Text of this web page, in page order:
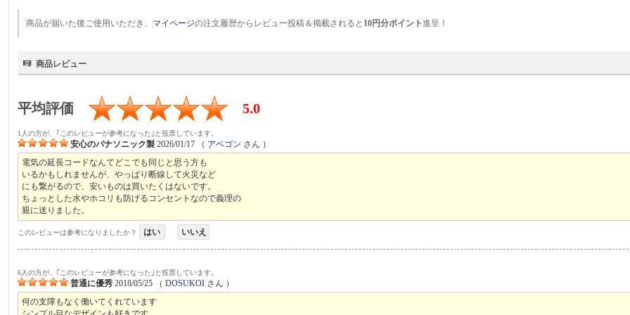
商品が届いた後ご使用いただき、 マイページの注文履歴からレビュー投稿＆掲載されると 10円分ポイント進呈！
商品レビュー
平均評価 5.0
1人の方が、｢このレビューが参考になった｣と投票しています。
安心のパナソニック製 2026/01/17 （ アベゴン さん ）
電気の延長コードなんてどこでも同じと思う方も
いるかもしれませんが、やっぱり断線して火災など
にも繋がるので、安いものは買いたくはないです。
ちょっとした水やホコリも防げるコンセントなので義理の
親に送りました。
このレビューは参考になりましたか？ はい いいえ
6人の方が、｢このレビューが参考になった｣と投票しています。
普通に優秀 2018/05/25 （DOSUKOI さん ）
何の支障もなく働いてくれています